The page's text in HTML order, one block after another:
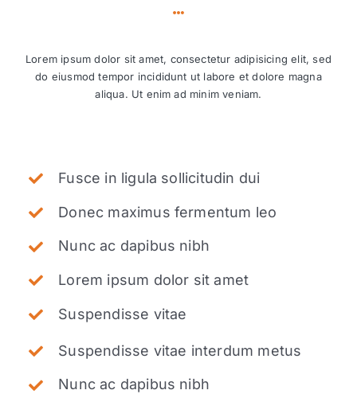
Lorem ipsum dolor sit amet, consectetur adipisicing elit, sed
do eiusmod tempor incididunt ut labore et dolore magna
aliqua. Ut enim ad minim veniam.
Fusce in ligula sollicitudin dui
Donec maximus fermentum leo
Nunc ac dapibus nibh
Lorem ipsum dolor sit amet
Suspendisse vitae
Suspendisse vitae interdum metus
Nunc ac dapibus nibh